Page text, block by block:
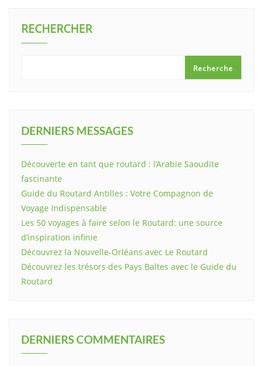
RECHERCHER
Recherche
DERNIERS MESSAGES
Découverte en tant que routard : l’Arabie Saoudite
fascinante
Guide du Routard Antilles : Votre Compagnon de
Voyage Indispensable
Les 50 voyages à faire selon le Routard: une source
d’inspiration infinie
Découvrez la Nouvelle-Orléans avec Le Routard
Découvrez les trésors des Pays Baltes avec le Guide du
Routard
DERNIERS COMMENTAIRES